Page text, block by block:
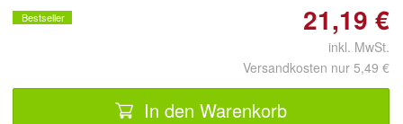
Bestseller 21,19 €
inkl. MwSt.
Versandkosten nur 5,49 €
In den Warenkorb